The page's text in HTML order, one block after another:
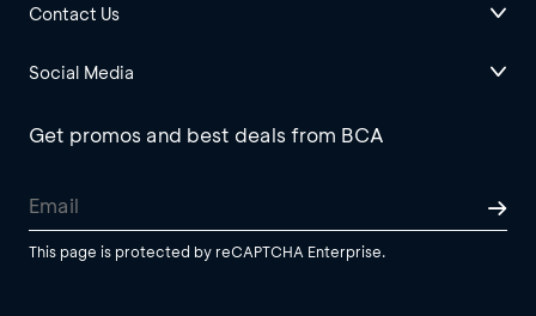
Contact Us
Social Media
Get promos and best deals from BCA
This page is protected by reCAPTCHA Enterprise.